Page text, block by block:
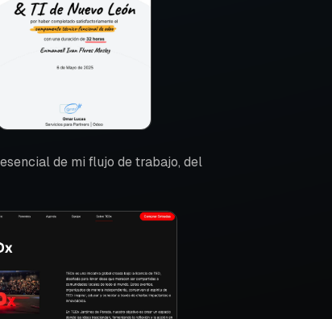
de mi flujo de trabajo, del